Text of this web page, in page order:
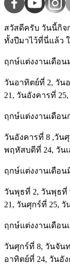
สวัสดีครับ วันนี้กิจ
ทั้งปีมาไว้ที่นี่แล้ว
ฤกษ์แต่งงานเดือน
วันอาทิตย์ที่ 2, วัน
21, วันอังคารที่
ฤกษ์แต่งงานเดือน
วันอังคารที่ 8 ,วัน
พฤหัสบดีที่ 24, วันเ
ฤกษ์แต่งงานเดือน
วันพุธที่ 2, วันพุธที่
21, วันศุกร์ที่ 25,
ฤกษ์แต่งงานเดือน
วันศุกร์ที่ 8, วันจัน
อาทิตย์ที่ 24, วันอั